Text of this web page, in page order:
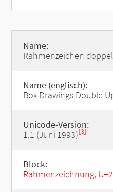
Name:
Rahmenzeichen
Name (englisch):
Box Drawings Double
Unicode-Version:
1.1 (Juni 1993)[3]
Block:
Rahmenzeichnung,